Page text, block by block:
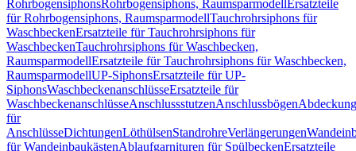
RohrbogensiphonsRohrbogensiphons, RaumsparmodellErsatzteile
für Rohrbogensiphons, RaumsparmodellTauchrohrsiphons für
WaschbeckenErsatzteile für Tauchrohrsiphons für
WaschbeckenTauchrohrsiphons für Waschbecken,
RaumsparmodellErsatzteile für Tauchrohrsiphons für Waschbecken,
RaumsparmodellUP-SiphonsErsatzteile für UP-
SiphonsWaschbeckenanschlüsseErsatzteile für
WaschbeckenanschlüsseAnschlussstutzenAnschlussbögen
für
AnschlüsseDichtungenLöthülsenStandrohreVerlängerungen
für WandeinbaukästenAblaufgarnituren für SpülbeckenErsatzteile